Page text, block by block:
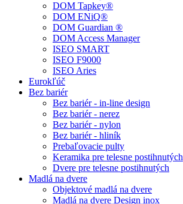
DOM Tapkey®
DOM ENiQ®
DOM Guardian ®
DOM Access Manager
ISEO SMART
ISEO F9000
ISEO Aries
Eurokľúč
Bez bariér
Bez bariér - in-line design
Bez bariér - nerez
Bez bariér - nylon
Bez bariér - hliník
Prebaľovacie pulty
Keramika pre telesne postihnutých
Dvere pre telesne postihnutých
Madlá na dvere
Objektové madlá na dvere
Madlá na dvere Design inox